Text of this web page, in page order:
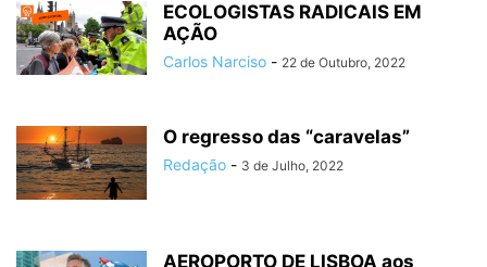
ECOLOGISTAS RADICAIS EM
AÇÃO
Carlos Narciso - 22 de Outubro, 2022
O regresso das “caravelas”
Redação - 3 de Julho, 2022
AEROPORTO DE LISBOA aos